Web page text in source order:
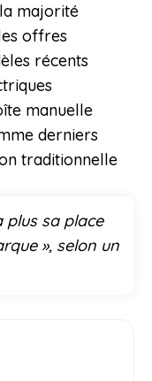
majorité
offres
récents
manuelle
derniers
traditionnelle
plus sa place
», selon un